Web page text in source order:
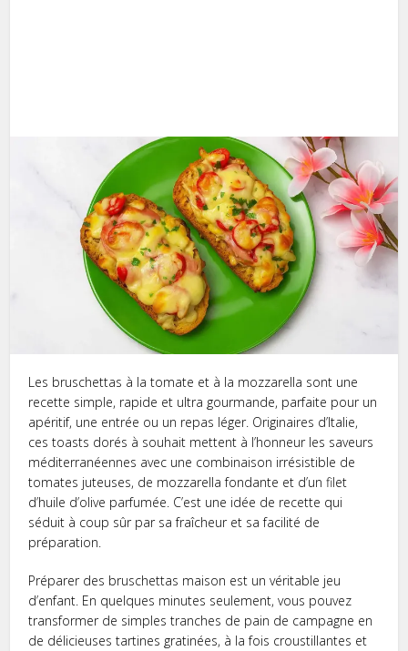
Les bruschettas à la tomate et à la mozzarella sont une
recette simple, rapide et ultra gourmande, parfaite pour un
apéritif, une entrée ou un repas léger. Originaires d’Italie,
ces toasts dorés à souhait mettent à l’honneur les saveurs
méditerranéennes avec une combinaison irrésistible de
tomates juteuses, de mozzarella fondante et d’un filet
d’huile d’olive parfumée. C’est une idée de recette qui
séduit à coup sûr par sa fraîcheur et sa facilité de
préparation.
Préparer des bruschettas maison est un véritable jeu
d’enfant. En quelques minutes seulement, vous pouvez
transformer de simples tranches de pain de campagne en
de délicieuses tartines gratinées, à la fois croustillantes et